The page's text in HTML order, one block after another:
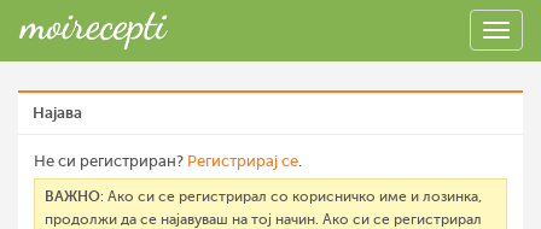
Најава
Не си регистриран? Регистрирај се.
ВАЖНО: Ако си се регистрирал со корисничко име и лозинка,
продолжи да се најавуваш на тој начин. Ако си се регистрирал